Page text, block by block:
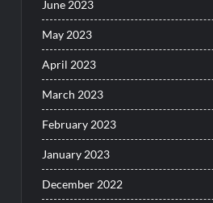
June 2023
May 2023
April 2023
March 2023
February 2023
January 2023
December 2022